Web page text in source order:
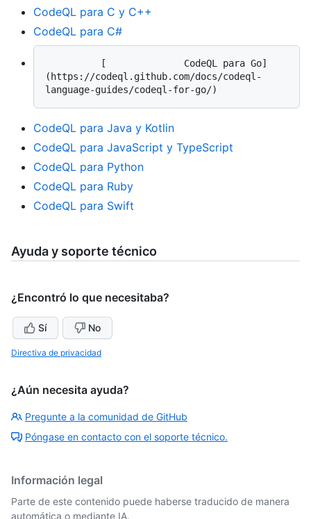
CodeQL para C y C++
CodeQL para C#
(https://codeql.github.com/docs/codeql-
CodeQL para Java y Kotlin
CodeQL para JavaScript y TypeScript
CodeQL para Python
CodeQL para Ruby
CodeQL para Swift
Ayuda y soporte técnico
¿Encontró lo que necesitaba?
Sí No
Directiva de privacidad
¿Aún necesita ayuda?
Pregunte a la comunidad de GitHub
Póngase en contacto con el soporte técnico.
Información legal
Parte de este contenido puede haberse traducido de manera
automática o mediante IA.